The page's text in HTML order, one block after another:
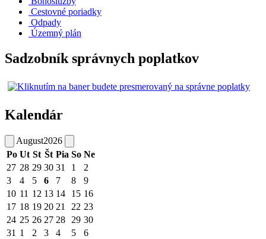
Cestovné poriadky
Odpady
Územný plán
Sadzobník správnych poplatkov
Kalendár
August2026
Po Ut St Št Pia So Ne
27 28 29 30 31 1
2
3
4 5 6 7 8
9
10 11 12 13 14 15 16
17 18 19 20 21 22 23
24 25 26 27 28 29 30
31 1 2 3 4 5 6